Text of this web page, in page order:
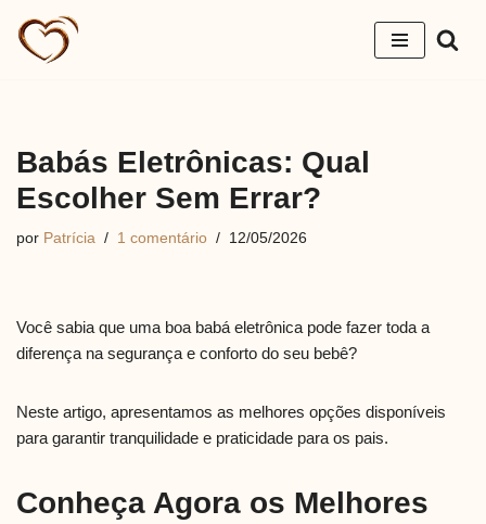
Pular
Babás Eletrônicas: Qual
Escolher Sem Errar?
por Patrícia 1 comentário 12/05/2026
Você sabia que uma boa babá eletrônica pode fazer toda a
diferença na segurança e conforto do seu bebê?
Neste artigo, apresentamos as melhores opções disponíveis
para garantir tranquilidade e praticidade para os pais.
Conheça Agora os Melhores